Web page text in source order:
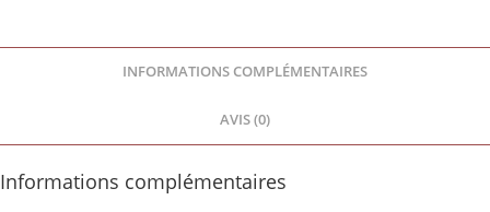
INFORMATIONS COMPLÉMENTAIRES
AVIS (0)
Informations complémentaires